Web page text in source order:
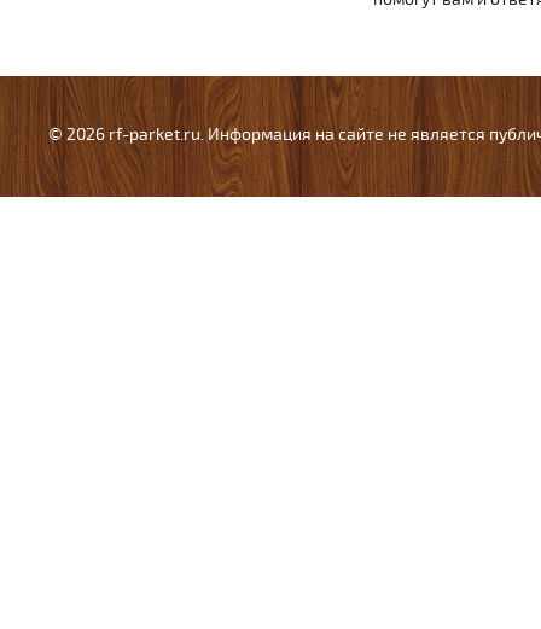
© 2026 rf-parket.ru. Информация на сайте не является